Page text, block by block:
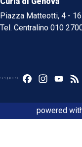
Piazza Matteotti, 4 -
Tel. Centralino 010
seguici su FacebookInstagram
powered